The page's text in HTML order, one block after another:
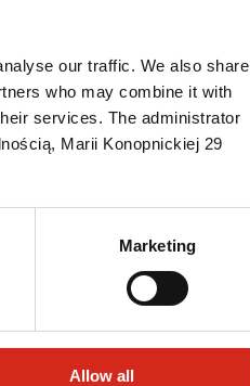
our traffic. We also share
who may combine it with
services. The administrator
Marii Konopnickiej 29
Marketing
Allow all